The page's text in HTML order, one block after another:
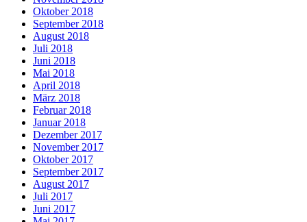
Oktober 2018
September 2018
August 2018
Juli 2018
Juni 2018
Mai 2018
April 2018
März 2018
Februar 2018
Januar 2018
Dezember 2017
November 2017
Oktober 2017
September 2017
August 2017
Juli 2017
Juni 2017